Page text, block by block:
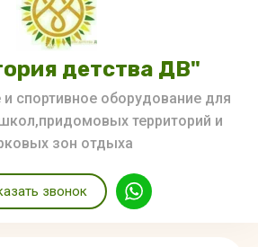
детства ДВ"
и спортивное оборудование для
территорий и
зон отдыха
звонок